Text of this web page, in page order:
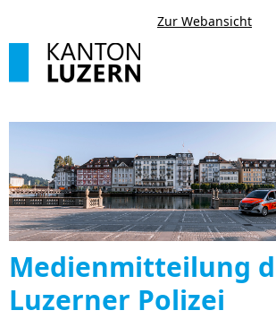
Zur Webansicht
Medienmitteilung
Luzerner Polizei